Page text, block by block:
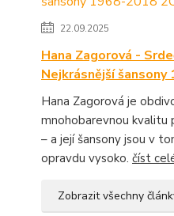
22.09.2025
Hana Zagorová -
Nejkrásnější šansony
Hana Zagorová je
mnohobarevnou kvalitu
– a její šansony jsou v
opravdu vysoko. číst
Zobrazit všechny